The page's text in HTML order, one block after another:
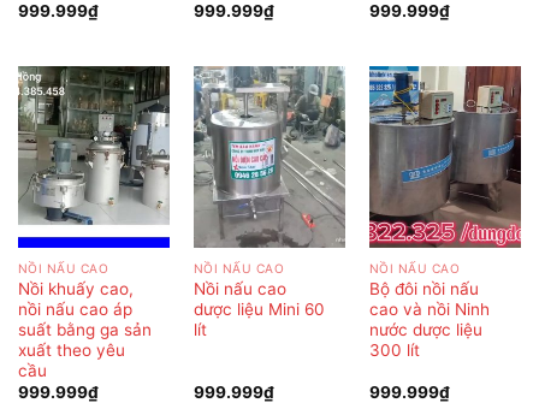
999.999₫
999.999₫ 999.999₫
NỒI NẤU CAO
Nồi khuấy cao,
nồi nấu cao áp
suất bằng ga sản
xuất theo yêu
cầu
999.999₫
NỒI NẤU CAO
Nồi nấu cao
dược liệu Mini 60
lít
999.999₫
NỒI NẤU CAO
Bộ đôi nồi nấu
cao và nồi Ninh
nước dược liệu
300 lít
999.999₫